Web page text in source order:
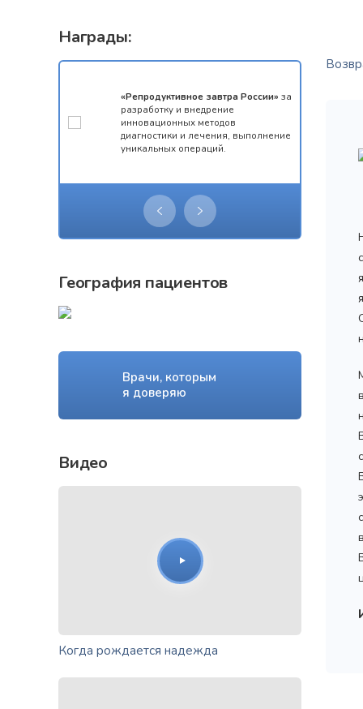
Награды:
«Репродуктивное завтра России» за
разработку и внедрение
инновационных методов
диагностики и лечения, выполнение
уникальных операций.
География пациентов
Врачи, которым
я доверяю
Видео
Когда рождается надежда